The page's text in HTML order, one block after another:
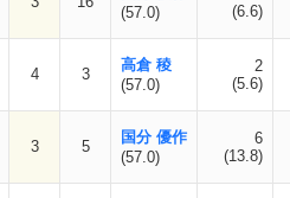
(57.0)
(6.6)
4 3
高倉 稜
(57.0)
2
(5.6)
3 5
国分 優作
(57.0)
6
(13.8)